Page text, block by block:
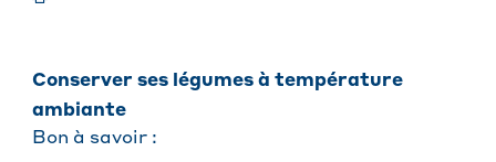
Conserver ses légumes à température
ambiante
Bon à savoir :